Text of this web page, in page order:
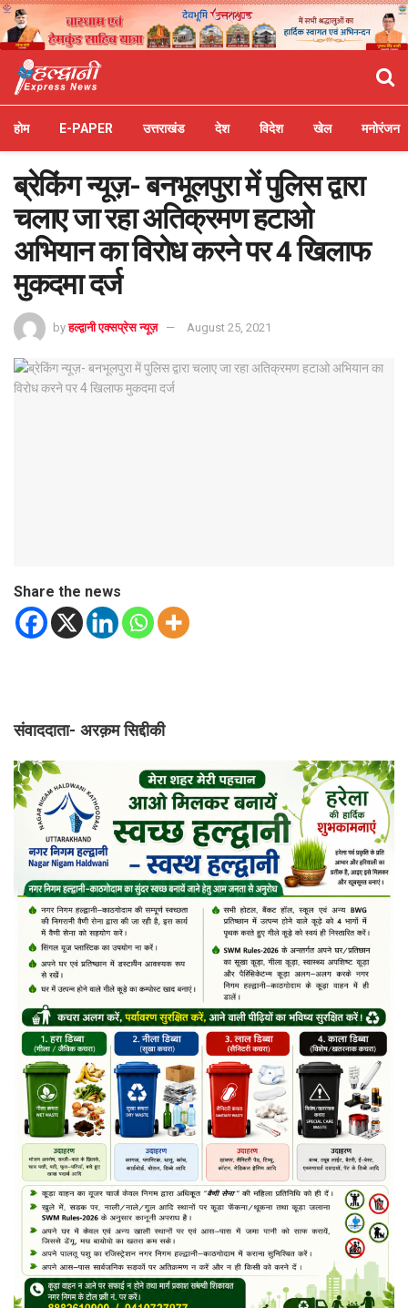
होम E-PAPER उत्तराखंड देश विदेश खेल मनोरंजन
ब्रेकिंग न्यूज़- बनभूलपुरा में पुलिस द्वारा
चलाए जा रहा अतिक्रमण हटाओ
अभियान का विरोध करने पर 4 खिलाफ
मुकदमा दर्ज
by हल्द्वानी एक्सप्रेस न्यूज़ August 25, 2021
Share the news
संवाददाता- अरक़म सिद्दीकी